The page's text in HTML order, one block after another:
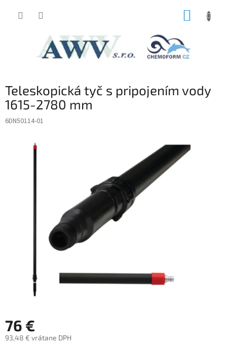
Teleskopická tyč s pripojením vody
1615-2780 mm
6DN50114-01
76 €
93,48 € vrátane DPH